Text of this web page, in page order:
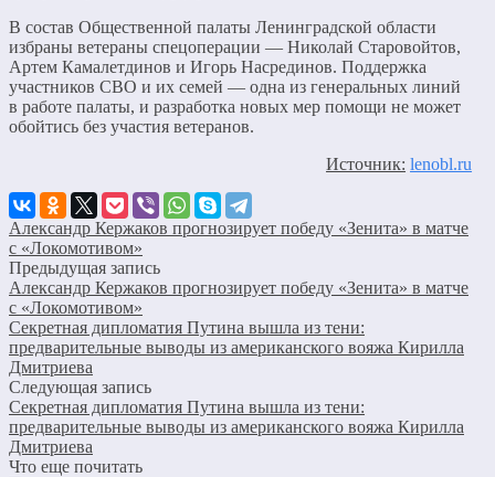
В состав Общественной палаты Ленинградской области
избраны ветераны спецоперации — Николай Старовойтов,
Артем Камалетдинов и Игорь Насрединов. Поддержка
участников СВО и их семей — одна из генеральных линий
в работе палаты, и разработка новых мер помощи не может
обойтись без участия ветеранов.
Источник: lenobl.ru
Александр Кержаков прогнозирует победу «Зенита» в матче
с «Локомотивом»
Предыдущая запись
Александр Кержаков прогнозирует победу «Зенита» в матче
с «Локомотивом»
Секретная дипломатия Путина вышла из тени:
предварительные выводы из американского вояжа Кирилла
Дмитриева
Следующая запись
Секретная дипломатия Путина вышла из тени:
предварительные выводы из американского вояжа Кирилла
Дмитриева
Что еще почитать